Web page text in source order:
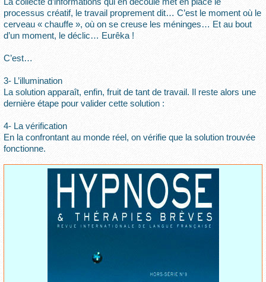
processus créatif, le travail proprement dit… C’est le moment où le
cerveau « chauffe », où on se creuse les méninges… Et au bout
d’un moment, le déclic… Eurêka !
C’est…
3- L’illumination
La solution apparaît, enfin, fruit de tant de travail. Il reste alors une
dernière étape pour valider cette solution :
4- La vérification
En la confrontant au monde réel, on vérifie que la solution trouvée
fonctionne.